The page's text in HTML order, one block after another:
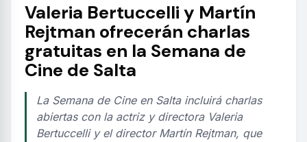
Valeria Bertuccelli y Martín
Rejtman ofrecerán charlas
gratuitas en la Semana de
Cine de Salta
La Semana de Cine en Salta incluirá charlas
abiertas con la actriz y directora Valeria
Bertuccelli y el director Martín Rejtman, que